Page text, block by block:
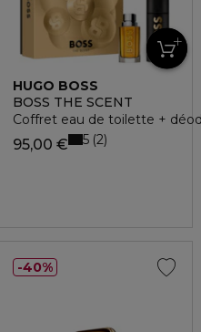
HUGO BOSS
BOSS THE SCENT
Coffret eau de toilette +
95,00 € 5 2
40%